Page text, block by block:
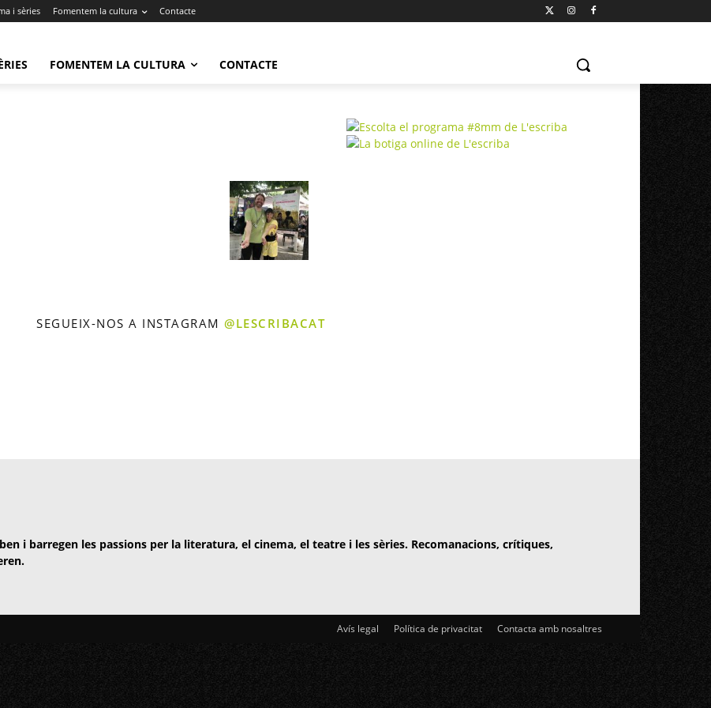
i sèries Fomentem la cultura Contacte
FOMENTEM LA CULTURA CONTACTE
SEGUEIX-NOS A INSTAGRAM @LESCRIBACAT
i barregen les passions per la literatura, el cinema, el teatre i les sèries. Recomanacions, crítiques,
Avís legal Política de privacitat Contacta amb nosaltres